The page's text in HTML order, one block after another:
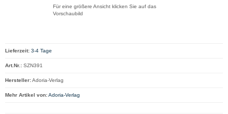
Für eine größere Ansicht klicken Sie auf das
Vorschaubild
Lieferzeit: 3-4 Tage
Art.Nr.: SZN391
Hersteller:Adoria-Verlag
Mehr Artikel von:Adoria-Verlag